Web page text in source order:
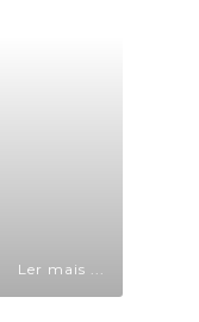
Ler mais ...